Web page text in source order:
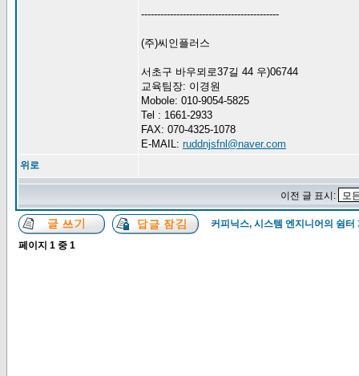
-------------------------------------------
(주)씨인플러스
서초구 바우뫼로37길 44 우)06744
교육팀장: 이경원
Mobole: 010-9054-5825
Tel : 1661-2933
FAX: 070-4325-1078
E-MAIL: ruddnjsfnl@naver.com
위로
이전 글 표시:
커피닉스, 시스템 엔지니어의 쉼터
페이지 1 중 1